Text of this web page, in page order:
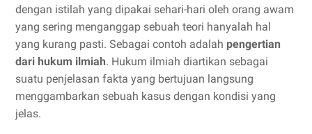
dengan istilah yang dipakai sehari-hari oleh orang awam
yang sering menganggap sebuah teori hanyalah hal
yang kurang pasti. Sebagai contoh adalah pengertian
dari hukum ilmiah. Hukum ilmiah diartikan sebagai
suatu penjelasan fakta yang bertujuan langsung
menggambarkan sebuah kasus dengan kondisi yang
jelas.